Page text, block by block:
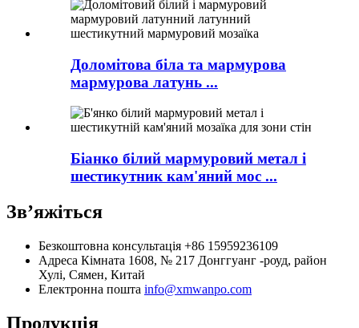
Доломітова біла та мармурова
мармурова латунь ...
Біанко білий мармуровий метал і
шестикутник кам'яний мос ...
Зв’яжіться
Безкоштовна консультація +86 15959236109
Адреса Кімната 1608, № 217 Донггуанг -роуд, район
Хулі, Сямен, Китай
Електронна пошта info@xmwanpo.com
Продукція